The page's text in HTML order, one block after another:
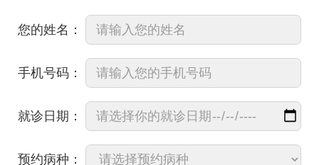
您的姓名：
手机号码：
就诊日期：
预约病种：